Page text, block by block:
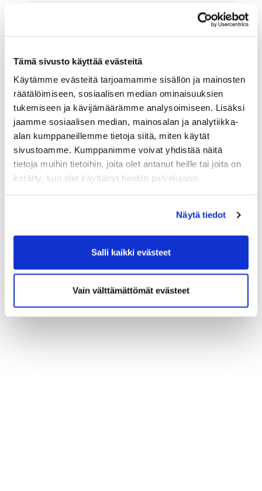
Tämä sivusto käyttää evästeitä
Käytämme evästeitä tarjoamamme sisällön ja mainosten
räätälöimiseen, sosiaalisen median ominaisuuksien
tukemiseen ja kävijämäärämme analysoimiseen. Lisäksi
jaamme sosiaalisen median, mainosalan ja analytiikka-
alan kumppaneillemme tietoja siitä, miten käytät
sivustoamme. Kumppanimme voivat yhdistää näitä
tietoja muihin tietoihin, joita olet antanut heille tai joita on
kerätty, kun olet käyttänyt heidän palvelujaan.
Näytä tiedot
Salli kaikki evästeet
Vain välttämättömät evästeet
Rekisteröidy
Haluan tilata Hartola Golf uutiskirjeen
Olen lukenuttietosuojaselosteenja hyväksyn
henkilötietojeni käsittelyn (*)